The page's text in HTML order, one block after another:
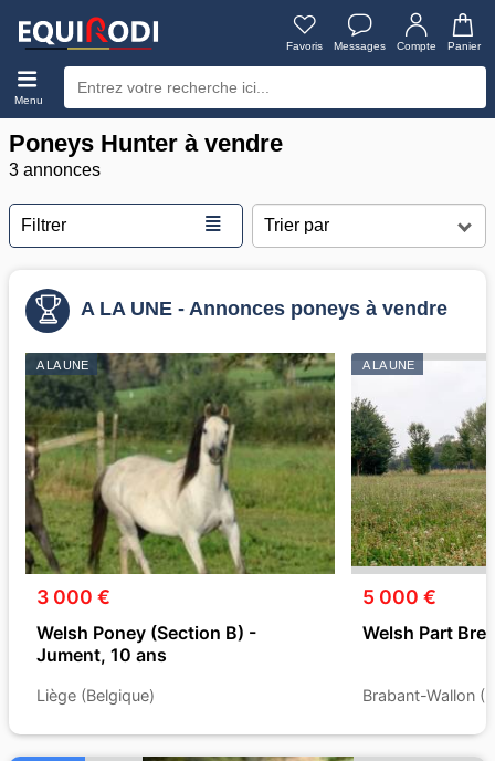
Favoris Messages Compte Panier
Menu
Poneys Hunter à vendre
3 annonces
Filtrer ≣
A LA UNE - Annonces poneys à vendre
A LA UNE
3 000 €
Welsh Poney (Section B) -
Jument, 10 ans
Liège (Belgique)
A LA UNE
5 000 €
Welsh Part
Brabant-Wallon